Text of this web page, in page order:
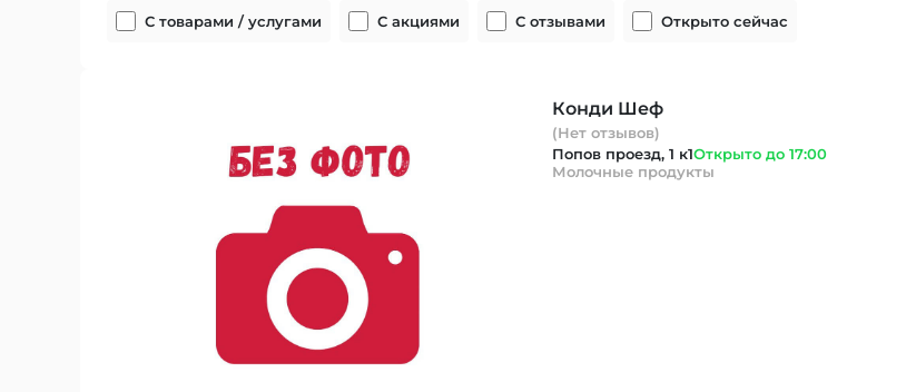
С товарами / услугами С акциями С отзывами Открыто сейчас
Конди Шеф
(Нет отзывов)
Попов проезд, 1 к1Открыто до 17:00
Молочные продукты